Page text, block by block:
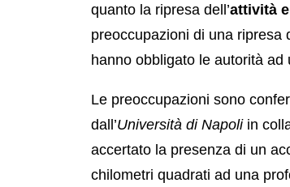
quanto la ripresa dell’attività
preoccupazioni di una ripresa
hanno obbligato le autorità
Le preoccupazioni sono
dall’Università di Napoliin
accertato la presenza di un
chilometri quadrati ad una